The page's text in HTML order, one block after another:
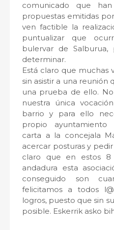
comunicado que
propuestas emitidas
ven factible la
puntualizar que
bulervar de
determinar.
Está claro que muchas
sin asistir a una reunión
una prueba de ello.
nuestra única
barrio y para ello
propio ayuntamiento
carta a la concejala
acercar posturas y
claro que en estos
andadura esta
conseguido son
felicitamos a todos
logros, puesto que sin
posible. Eskerrik asko